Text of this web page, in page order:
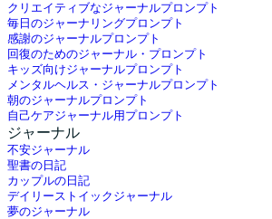
クリエイティブなジャーナルプロンプト
毎日のジャーナリングプロンプト
感謝のジャーナルプロンプト
回復のためのジャーナル・プロンプト
キッズ向けジャーナルプロンプト
メンタルヘルス・ジャーナルプロンプト
朝のジャーナルプロンプト
自己ケアジャーナル用プロンプト
ジャーナル
不安ジャーナル
聖書の日記
カップルの日記
デイリーストイックジャーナル
夢のジャーナル